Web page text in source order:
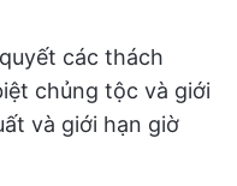
các thách
chủng tộc và giới
và giới hạn giờ